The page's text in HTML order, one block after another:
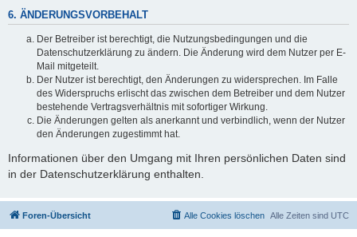
6. ÄNDERUNGSVORBEHALT
Der Betreiber ist berechtigt, die Nutzungsbedingungen und die
Datenschutzerklärung zu ändern. Die Änderung wird dem Nutzer per E-
Mail mitgeteilt.
Der Nutzer ist berechtigt, den Änderungen zu widersprechen. Im Falle
des Widerspruchs erlischt das zwischen dem Betreiber und dem Nutzer
bestehende Vertragsverhältnis mit sofortiger Wirkung.
Die Änderungen gelten als anerkannt und verbindlich, wenn der Nutzer
den Änderungen zugestimmt hat.
Informationen über den Umgang mit Ihren persönlichen Daten sind
in der Datenschutzerklärung enthalten.
Foren-Übersicht Alle Zeiten sind UTC
Alle Cookies löschen